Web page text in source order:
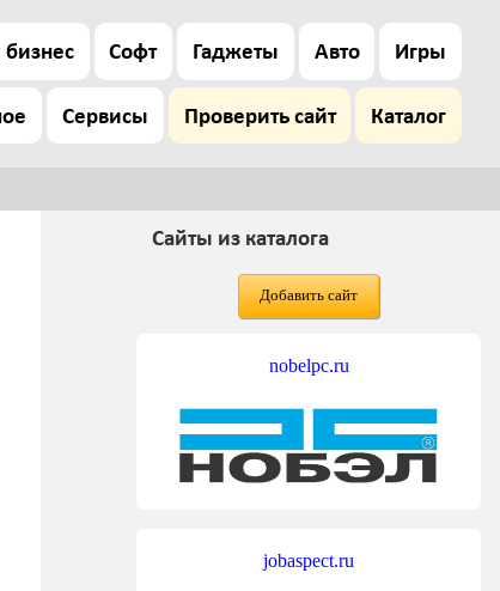
бизнес Софт Гаджеты Авто Игры
Сервисы Проверить сайт Каталог
Сайты из каталога
Добавить сайт
nobelpc.ru
jobaspect.ru